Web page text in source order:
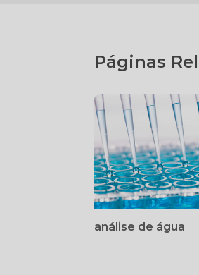
Páginas
análise de água